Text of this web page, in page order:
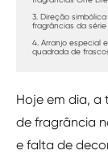
3. Direção
fragrâncias da
4. Arranjo especial
quadrada de
Hoje em dia, a
de fragrância
e falta de